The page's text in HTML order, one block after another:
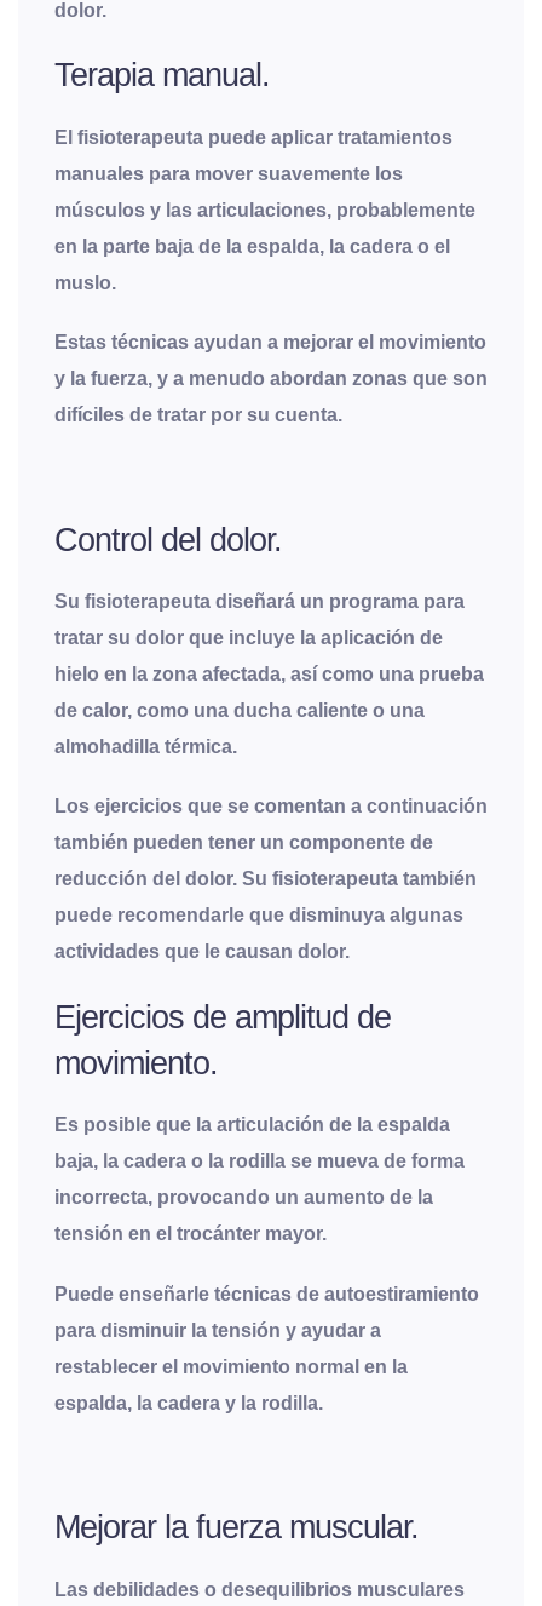
dolor.
Terapia manual.
El fisioterapeuta puede aplicar tratamientos
manuales para mover suavemente los
músculos y las articulaciones, probablemente
en la parte baja de la espalda, la cadera o el
muslo.
Estas técnicas ayudan a mejorar el movimiento
y la fuerza, y a menudo abordan zonas que son
difíciles de tratar por su cuenta.
Control del dolor.
Su fisioterapeuta diseñará un programa para
tratar su dolor que incluye la aplicación de
hielo en la zona afectada, así como una prueba
de calor, como una ducha caliente o una
almohadilla térmica.
Los ejercicios que se comentan a continuación
también pueden tener un componente de
reducción del dolor. Su fisioterapeuta también
puede recomendarle que disminuya algunas
actividades que le causan dolor.
Ejercicios de amplitud de
movimiento.
Es posible que la articulación de la espalda
baja, la cadera o la rodilla se mueva de forma
incorrecta, provocando un aumento de la
tensión en el trocánter mayor.
Puede enseñarle técnicas de autoestiramiento
para disminuir la tensión y ayudar a
restablecer el movimiento normal en la
espalda, la cadera y la rodilla.
Mejorar la fuerza muscular.
Las debilidades o desequilibrios musculares